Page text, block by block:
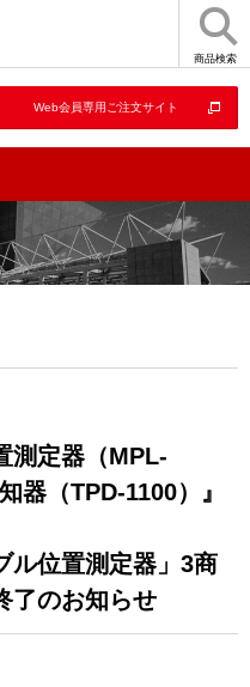
商品検索
Web会員専用ご注文サイト
測定器（MPL-
器（TPD-1100）』
ル位置測定器」3商
了のお知らせ